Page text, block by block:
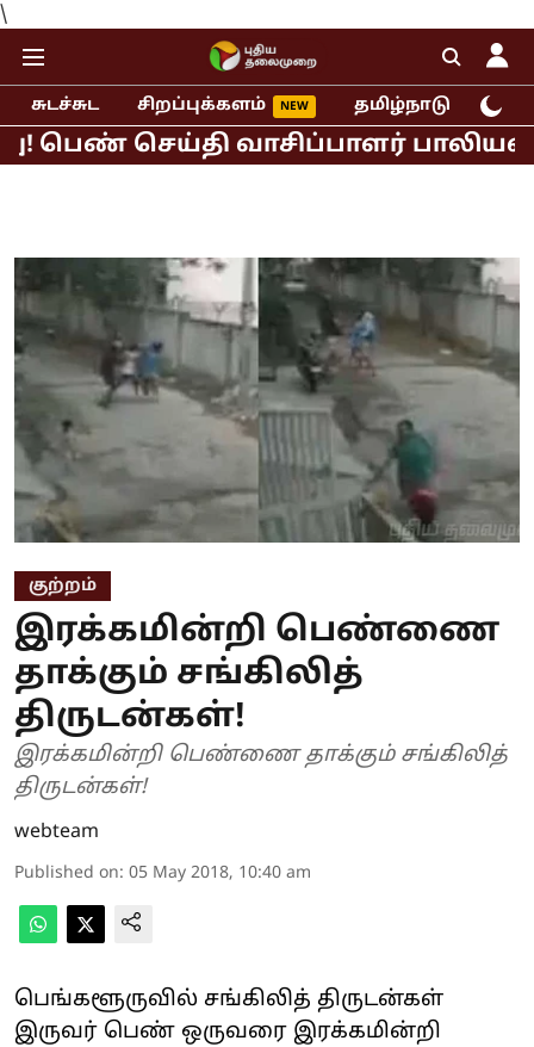
\
சுடச்சுட சிறப்புக்களம் தமிழ்நாடு
வாசிப்பாளர் பாலியல் புகார்!
குற்றம்
இரக்கமின்றி பெண்ணை
தாக்கும் சங்கிலித்
திருடன்கள்!
இரக்கமின்றி பெண்ணை தாக்கும் சங்கிலித்
திருடன்கள்!
webteam
Published on: 05 May 2018, 10:40 am
பெங்களூருவில் சங்கிலித் திருடன்கள்
இருவர் பெண் ஒருவரை இரக்கமின்றி